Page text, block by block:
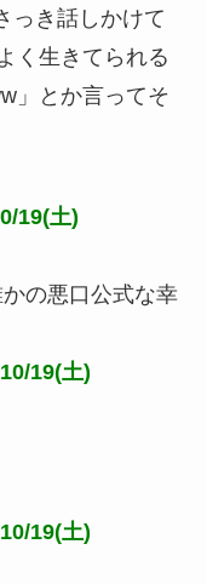
っき話しかけて
く生きてられる
」とか言ってそ
19(土)
の悪口公式な幸
19(土)
19(土)